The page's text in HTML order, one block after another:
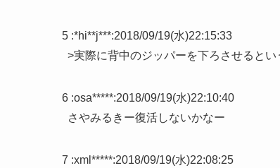
5 :*hi**j***:2018/09/19(水)22:15:33
>実際に背中のジッパーを下ろさせると
6 :osa*****:2018/09/19(水)22:10:40
さやみるきー復活しないかなー
7 :xml*****:2018/09/19(水)22:08:25